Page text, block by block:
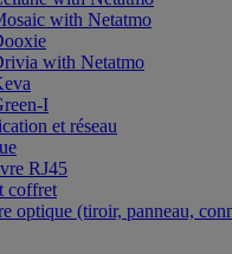
with Netatmo
with Netatmo
I
et réseau
RJ45
coffret
optique (tiroir, panneau,